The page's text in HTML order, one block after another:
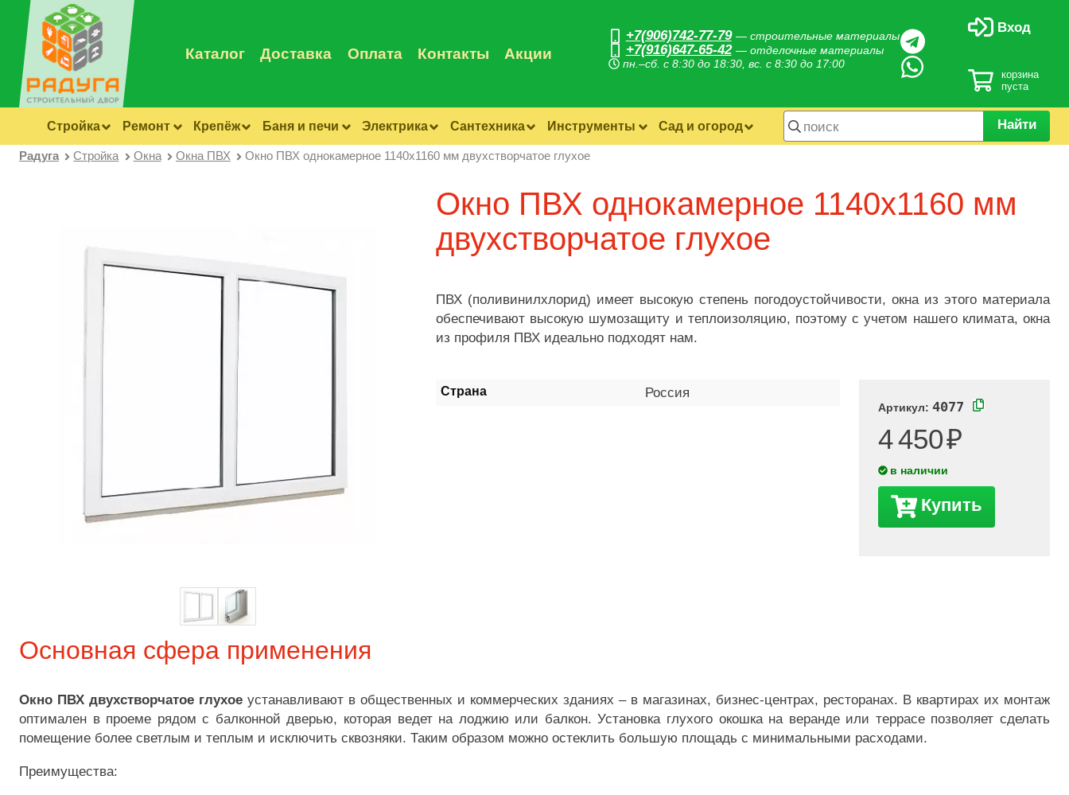
+7(906)742-77-79 — строительные материалы
+7(916)647-65-42 — отделочные материалы
пн.–сб. с 8:30 до 18:30, вс. с 8:30 до 17:00
Каталог Доставка Оплата Контакты Акции
Вход
корзина
пуста
Стройка Ремонт Крепёж Баня и печи Электрика Сантехника Инструменты Сад и огород Найти
Радуга Стройка Окна Окна ПВХ Окно ПВХ однокамерное 1140х1160 мм двухстворчатое глухое
Окно ПВХ однокамерное 1140х1160 мм
двухстворчатое глухое
Артикул: 4077
4 450
в наличии
Купить
Страна Россия
ПВХ (поливинилхлорид) имеет высокую степень погодоустойчивости, окна из этого материала
обеспечивают высокую шумозащиту и теплоизоляцию, поэтому с учетом нашего климата, окна
из профиля ПВХ идеально подходят нам.
Основная сфера применения
Окно ПВХ двухстворчатое глухое устанавливают в общественных и коммерческих зданиях – в магазинах, бизнес-центрах, ресторанах. В квартирах их монтаж
оптимален в проеме рядом с балконной дверью, которая ведет на лоджию или балкон. Установка глухого окошка на веранде или террасе позволяет сделать
помещение более светлым и теплым и исключить сквозняки. Таким образом можно остеклить большую площадь с минимальными расходами.
Преимущества: